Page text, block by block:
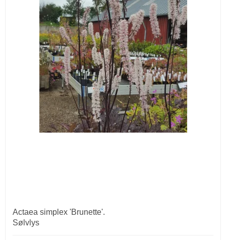
Actaea simplex 'Brunette'.
Sølvlys